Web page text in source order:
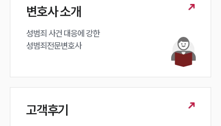
변호사 소개
성범죄 사건 대응에 강한
성범죄전문변호사
고객후기